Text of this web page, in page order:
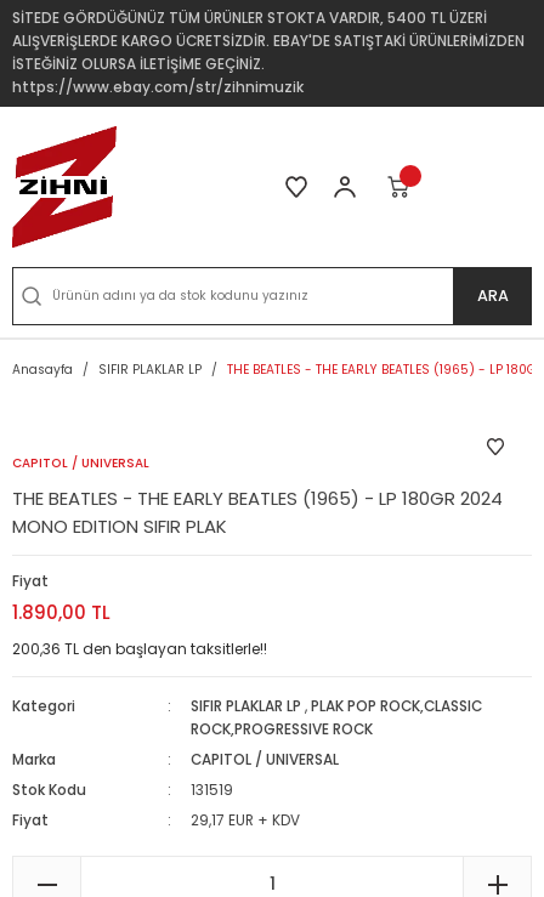
SİTEDE GÖRDÜĞÜNÜZ TÜM ÜRÜNLER STOKTA VARDIR, 5400 TL ÜZERİ
ALIŞVERİŞLERDE KARGO ÜCRETSİZDİR. EBAY'DE SATIŞTAKİ ÜRÜNLERİMİZDEN
İSTEĞİNİZ OLURSA İLETİŞİME GEÇİNİZ.
https://www.ebay.com/str/zihnimuzik
ARA
Anasayfa SIFIR PLAKLAR LP THE BEATLES - THE EARLY BEATLES (1965) - LP
CAPITOL / UNIVERSAL
THE BEATLES - THE EARLY BEATLES (1965) - LP 180GR 2024
MONO EDITION SIFIR PLAK
Fiyat
1.890,00 TL
200,36 TL den başlayan taksitlerle!!
Kategori SIFIR PLAKLAR LP ,PLAK POP ROCK,CLASSIC
ROCK,PROGRESSIVE ROCK
Marka
CAPITOL / UNIVERSAL
Stok Kodu
131519
Fiyat
29,17 EUR + KDV